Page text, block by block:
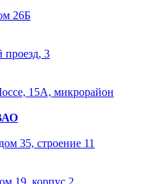
26Б
3
15А, микрорайон
35, строение 11
19, корпус 2